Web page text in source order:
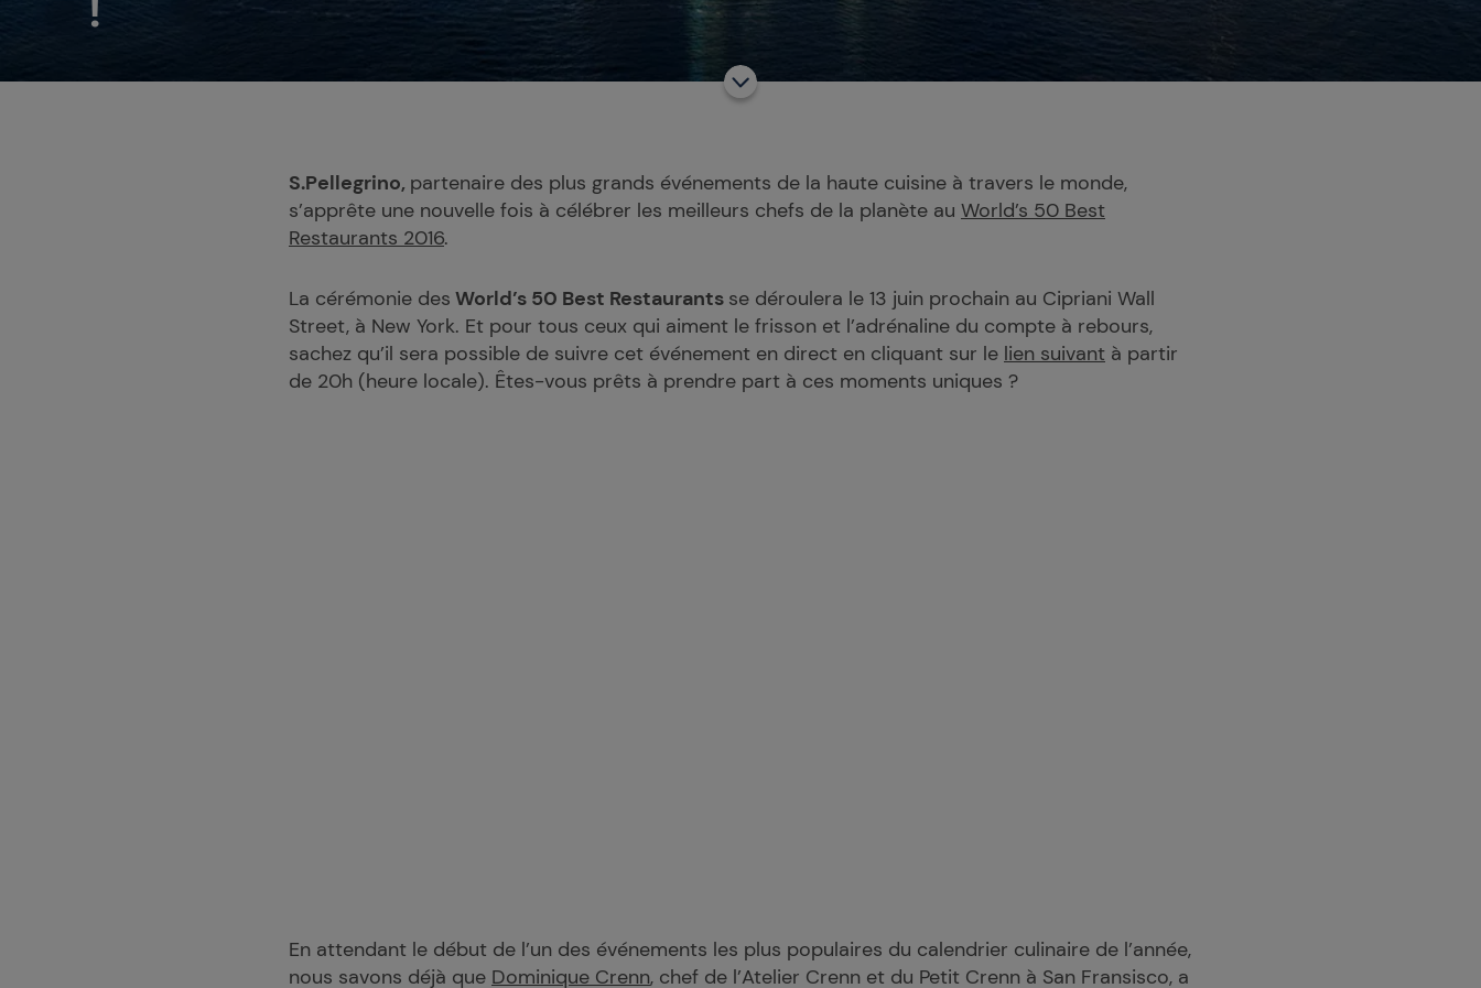
S.Pellegrino, partenaire des plus grands événements de la haute cuisine à travers le monde,
s’apprête une nouvelle fois à célébrer les meilleurs chefs de la planète au World’s 50 Best
Restaurants 2016.
La cérémonie des World’s 50 Best Restaurants se déroulera le 13 juin prochain au Cipriani Wall
Street, à New York. Et pour tous ceux qui aiment le frisson et l’adrénaline du compte à rebours,
sachez qu’il sera possible de suivre cet événement en direct en cliquant sur le lien suivant à partir
de 20h (heure locale). Êtes-vous prêts à prendre part à ces moments uniques ?
En attendant le début de l’un des événements les plus populaires du calendrier culinaire de l’année,
nous savons déjà que Dominique Crenn, chef de l’Atelier Crenn et du Petit Crenn à San Fransisco, a